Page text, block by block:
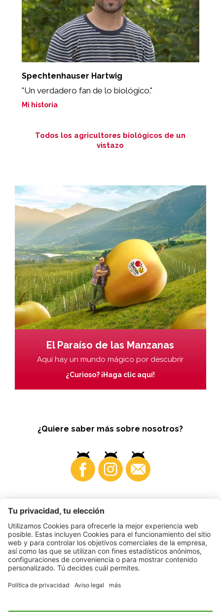
Spechtenhauser Hartwig
"Un verdadero fan de lo biológico."
Mi historia
Todos los agricultores biológicos de un
vistazo
El Paraíso de las Manzanas
Aquí hay un mundo mágico por descubrir
¿Curioso? ¡Haga clic aquí!
¿Quiere saber más sobre nosotros?
Business
© 2026 VI.P coop. soc. agricola